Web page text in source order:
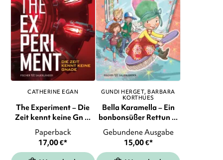
CATHERINE EGAN
The Experiment – Die
Zeit kennt keine Gn ...
Paperback
17,00€*
GUNDI HERGET BARBARA
KORTHUES
Bella Karamella – Ein
bonbonsüßer Rettun ...
Gebundene Ausgabe
15,00€*